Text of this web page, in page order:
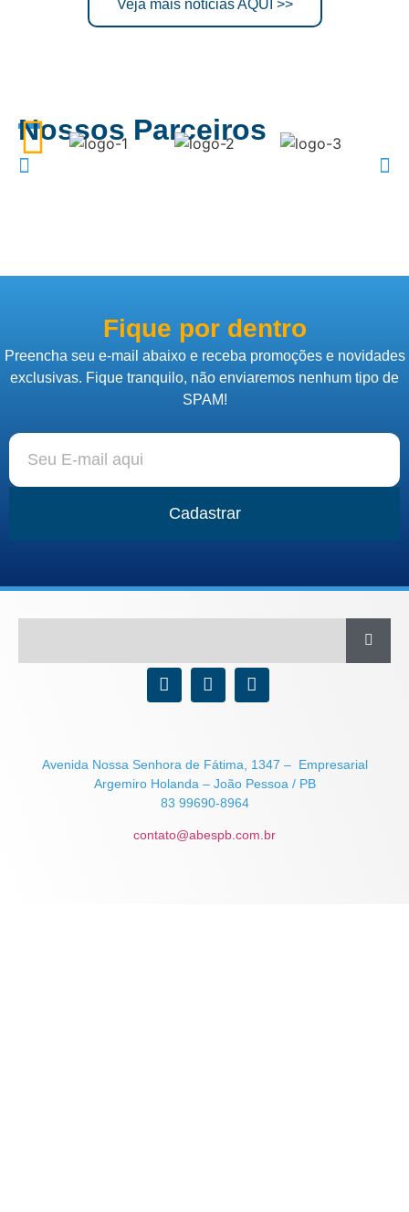
Veja mais notícias AQUI >>
Nossos Parceiros
Fique por dentro
Preencha seu e-mail abaixo e receba promoções e novidades
exclusivas. Fique tranquilo, não enviaremos nenhum tipo de
SPAM!
Cadastrar
Avenida Nossa Senhora de Fátima, 1347 – Empresarial
Argemiro Holanda – João Pessoa / PB
83 99690-8964
contato@abespb.com.br